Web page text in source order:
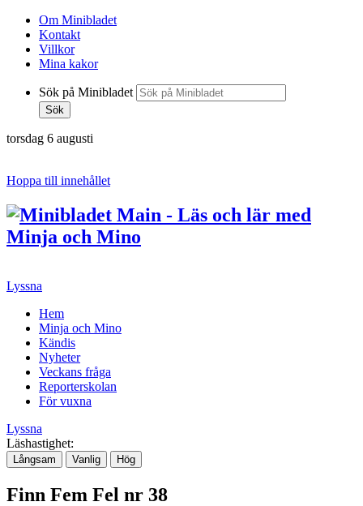
Om Minibladet
Kontakt
Villkor
Mina kakor
Sök på Minibladet
Sök
torsdag 6 augusti
Hoppa till innehållet
Lyssna
Hem
Minja och Mino
Kändis
Nyheter
Veckans fråga
Reporterskolan
För vuxna
Lyssna
Läshastighet:
Långsam Vanlig Hög
Finn Fem Fel nr 38